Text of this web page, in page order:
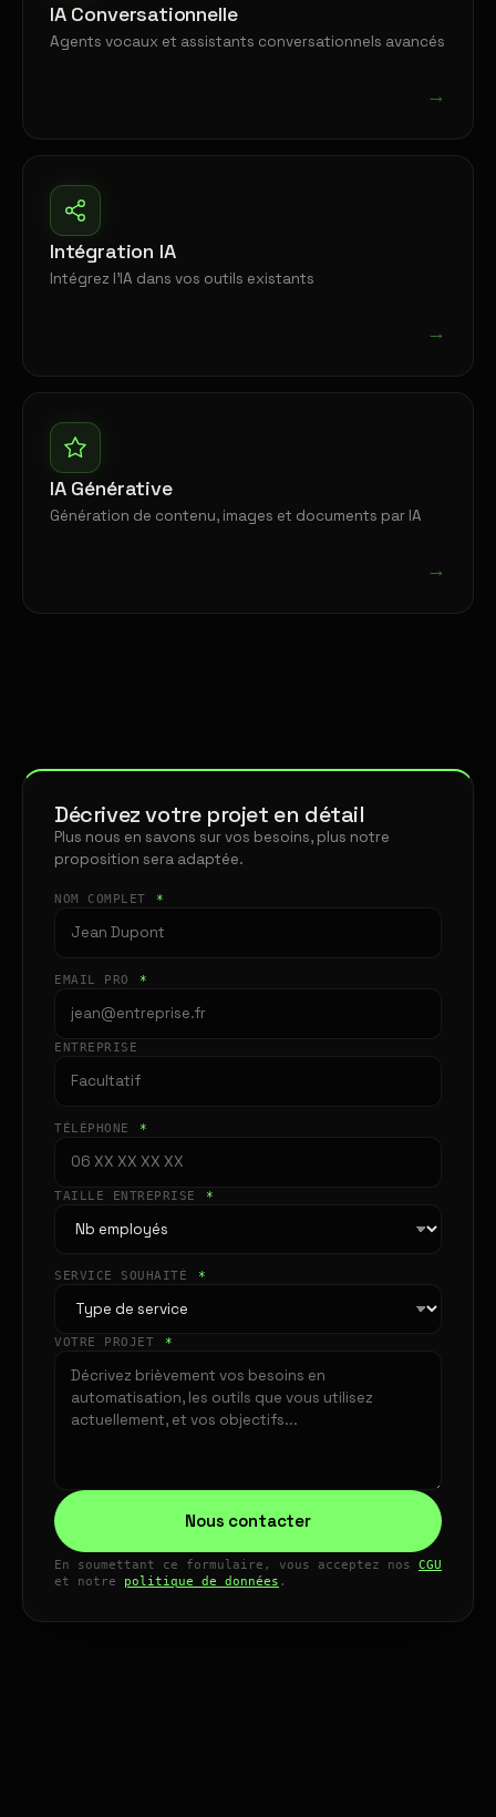
IA Conversationnelle
Agents vocaux et assistants conversationnels avancés
→
Intégration IA
Intégrez l'IA dans vos outils existants
→
IA Générative
Génération de contenu, images et documents par IA
→
Décrivez votre projet en détail
Plus nous en savons sur vos besoins, plus notre
proposition sera adaptée.
NOM COMPLET *
EMAIL PRO *
ENTREPRISE
TÉLÉPHONE *
TAILLE ENTREPRISE *
SERVICE SOUHAITÉ *
VOTRE PROJET *
Nous contacter
En soumettant ce formulaire, vous acceptez nos CGU
et notre politique de données .